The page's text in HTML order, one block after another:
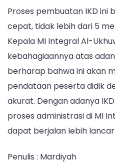
Proses pembuatan IKD ini
cepat, tidak lebih dari 5
Kepala MI Integral Al-
kebahagiaannya atas
berharap bahwa ini akan
pendataan peserta didik
akurat. Dengan adanya
proses administrasi di MI
dapat berjalan lebih
Penulis : Mardiyah